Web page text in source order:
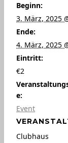
Beginn:
3. März, 2025
Ende:
4. März, 2025
Eintritt:
€2
e:
Event
Clubhaus